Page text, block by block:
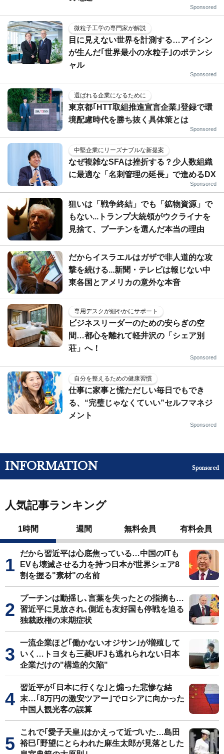
Sponsored
微粒子工学の専門家が解説
目に見えない世界を計測する…アイシン
が生んだ｢世界最小の水粒子｣のポテンシ
ャル
Sponsored
選ばれる企業になるために
東京都｢HTT取組推進宣言企業｣登録で環
境配慮時代を勝ち抜く具体策とは
Sponsored
中堅企業にリーズナブルな新提案
なぜ複雑なSFAは挫折する？少人数組織
に最適な「名刺管理の延長」で進めるDX
Sponsored
狙いは「戦争終結」でも「鉱物資源」で
もない...トランプ大統領がウクライナを
見捨て、プーチンを選んだ本当の理由
だからイスラエルはガザで非人道的な攻
撃を続ける...新聞・テレビは報じない中
東各国とアメリカの意外な本音
専用デスクが細やかにサポート
ビジネスリーダーのための安らぎの空
間…都心を離れて軽井沢の「シェア別
荘」へ！
Sponsored
自分を整えるための健康習慣
仕事に家事と慌ただしい毎日でもでき
る、“完璧じゃなくていい”セルフマネジ
メント
Sponsored
INFORMATION Sponsored
人気記事ランキング
1時間 週間 無料会員 有料会員
だから習近平は心底焦っている…中国のITも
EVも壊滅させる力を持つ日本が世界シェア8
割を握る"素材"の名前
プーチンは動揺し､言葉を失ったとの指摘も…
習近平に見放され､側近も友好国も停戦を迫る
独裁政権の末期症状
一流企業ほど｢働かないオジサン｣が増殖して
いく…トヨタも三菱UFJも逃れられない日本
企業だけの"構造的欠陥"
習近平が｢日本に行くな｣と煽った悲惨な結
末…｢8万円の激安ツアー｣でロシアに向かった
中国人観光客の誤算
これで｢愛子天皇｣はかえって近づいた…島田
裕巳｢野望にとらわれた麻生太郎が見落とした